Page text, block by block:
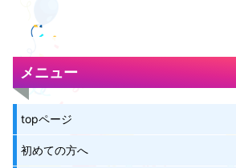
メニュー
topページ
初めての方へ